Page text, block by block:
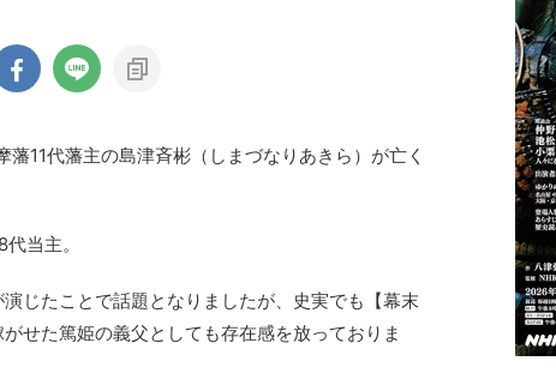
11代藩主の島津斉彬（しまづなりあきら）が亡く
当主。
じたことで話題となりましたが、史実でも【幕末
せた篤姫の義父としても存在感を放っておりま